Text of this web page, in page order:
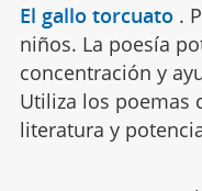
El gallo torcuato .
niños. La poesía
concentración y
Utiliza los poemas
literatura y